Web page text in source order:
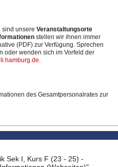
sind unsere Veranstaltungsorte
stellen wir ihnen immer
(PDF) zur Verfügung. Sprechen
oder wenden sich im Vorfeld der
.
des Gesamtpersonalrates zur
Sek I, Kurs F (23 - 25) -